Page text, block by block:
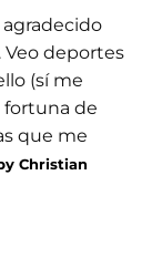
Veo deportes
(sí me
fortuna de
que me
Christian